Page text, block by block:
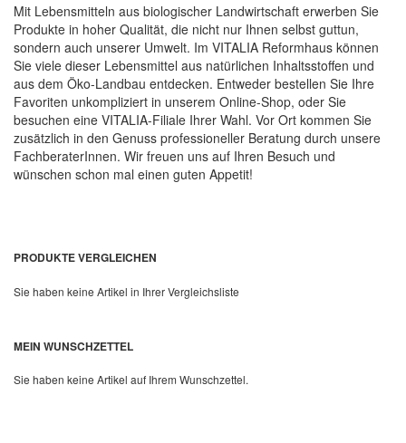
Mit Lebensmitteln aus biologischer Landwirtschaft erwerben Sie
Produkte in hoher Qualität, die nicht nur Ihnen selbst guttun,
sondern auch unserer Umwelt. Im VITALIA Reformhaus können
Sie viele dieser Lebensmittel aus natürlichen Inhaltsstoffen und
aus dem Öko-Landbau entdecken. Entweder bestellen Sie Ihre
Favoriten unkompliziert in unserem Online-Shop, oder Sie
besuchen eine VITALIA-Filiale Ihrer Wahl. Vor Ort kommen Sie
zusätzlich in den Genuss professioneller Beratung durch unsere
FachberaterInnen. Wir freuen uns auf Ihren Besuch und
wünschen schon mal einen guten Appetit!
PRODUKTE VERGLEICHEN
Sie haben keine Artikel in Ihrer Vergleichsliste
MEIN WUNSCHZETTEL
Sie haben keine Artikel auf Ihrem Wunschzettel.